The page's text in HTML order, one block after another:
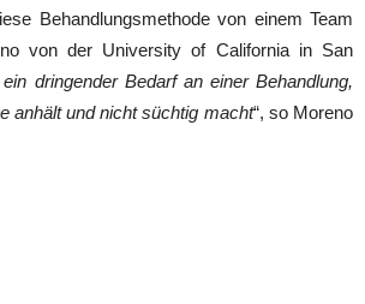
Behandlungsmethode von einem Team
von der University of California in San
dringender Bedarf an einer Behandlung,
anhält und nicht süchtig macht“, so Moreno